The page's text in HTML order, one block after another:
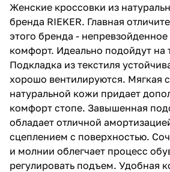
отличной амортизацией и
хорошим сцеплением с
поверхностью. Сочетание
шнуровки и молнии облегчает
процесс обувания и позволяет
регулировать подъем. Удобная
колодка адаптирована под
женскую стопу и длительную
носку. Подходят на стандартную
полноту стопы и небольшой +/-.
Женские кроссовки из
бренда RIEKER. Главная
этого бренда -
комфорт. Идеально подойдут на
Подкладка из текстиля
хорошо вентилируются. Мягкая
натуральной кожи придает
комфорт стопе. Завышенная
обладает отличной
сцеплением с поверхностью.
и молнии облегчает процесс
регулировать подъем. Удобная